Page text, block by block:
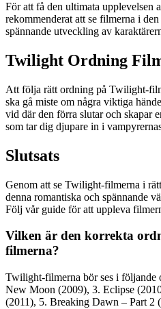
För att få den ultimata upplevelsen
rekommenderat att se filmerna i
spännande utveckling av
Twilight Ordning
Att följa rätt ordning på Twilight-
ska gå miste om några viktiga
vid där den förra slutar och skapar
som tar dig djupare in i
Slutsats
Genom att se Twilight-filmerna i
denna romantiska och spännande
Följ vår guide för att uppleva
Vilken är den korrekta
filmerna?
Twilight-filmerna bör ses i
New Moon (2009), 3. Eclipse
(2011), 5. Breaking Dawn – Part 2